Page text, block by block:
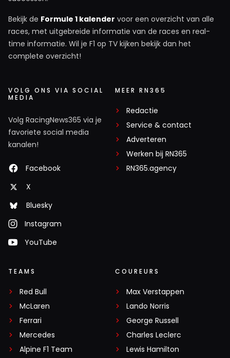
14 november 2021 14:10
Als t goed is staat Max en Perez op de Ideale lijn, dus als
ze allemaal op Mediums staan, denk Ik dat ze beter
Let op mijn woorden, Hamilton komt echt wel op het
podium terecht! 😝 Maar het wordt leuk om te zien hoe
die daar komt. Fijne race voor iedereen!
14 november 2021 14:45
Ik begrijp niet dat er nog steeds Merc fans zijn. Oneerlijk
wint...
Meepraten? Dat kan! Je hoeft je alleen maar aan te
melden met een RN365-account.
Bekijk de Formule 1 kalender voor een overzicht van alle
races, met uitgebreide informatie van de races en real-
time informatie. Wil je F1 op TV kijken bekijk dan het
complete overzicht!
VOLG ONS VIA SOCIAL
MEDIA
Volg RacingNews365 via je
favoriete social media
kanalen!
Facebook
X
Bluesky
Instagram
YouTube
MEER RN365
Redactie
Service & contact
Adverteren
Werken bij RN365
RN365.agency
TEAMS
Red Bull
McLaren
Ferrari
Mercedes
Alpine F1 Team
COUREURS
Max Verstappen
Lando Norris
George Russell
Charles Leclerc
Lewis Hamilton